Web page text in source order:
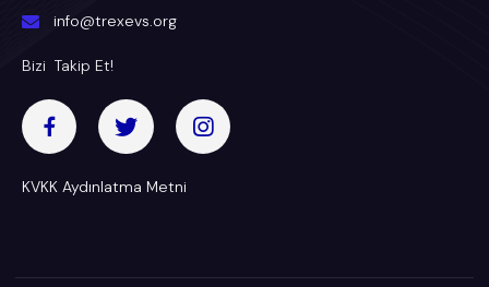
info@trexevs.org
Bizi Takip Et!
KVKK Aydınlatma Metni